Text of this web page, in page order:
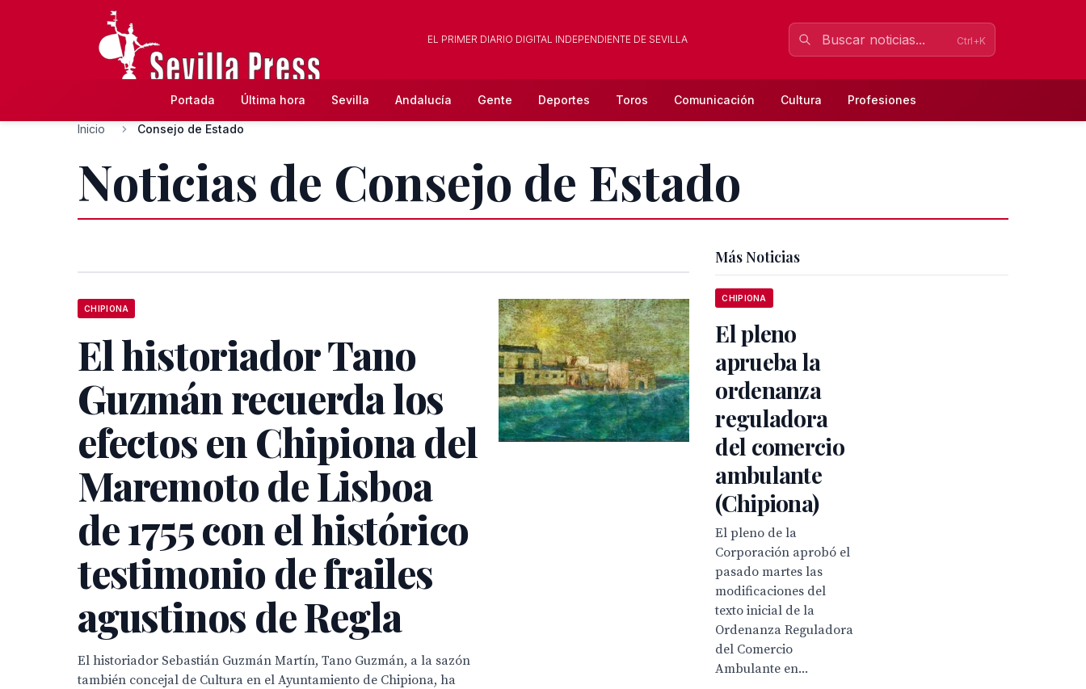
EL PRIMER DIARIO DIGITAL INDEPENDIENTE DE SEVILLA Ctrl+K
Portada Última hora Sevilla Andalucía Gente Deportes Toros Comunicación Cultura Profesiones
Inicio Consejo de Estado
Noticias de Consejo de Estado
CHIPIONA
El historiador Tano
Guzmán recuerda los
efectos en Chipiona del
Maremoto de Lisboa
de 1755 con el histórico
testimonio de frailes
agustinos de Regla
El historiador Sebastián Guzmán Martín, Tano Guzmán, a la sazón
también concejal de Cultura en el Ayuntamiento de Chipiona, ha
Más Noticias
CHIPIONA
El pleno
aprueba la
ordenanza
reguladora
del comercio
ambulante
(Chipiona)
El pleno de la
Corporación aprobó el
pasado martes las
modificaciones del
texto inicial de la
Ordenanza Reguladora
del Comercio
Ambulante en...